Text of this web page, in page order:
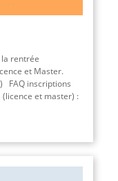
rentrée
et Master.
FAQ inscriptions
et master) :